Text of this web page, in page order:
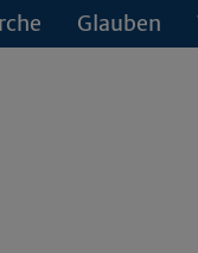
Glauben